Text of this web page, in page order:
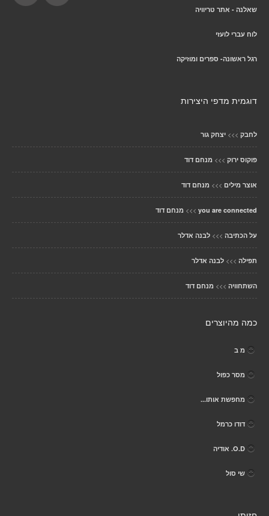
שאלנה - אתר טריוויה
לוח עברי לועזי
רגל ראשונה- ספרים ומוזיקה
דוגמית מדפי היצירות
לחבק >>> יצחק גור
פוקוס ירוק >>> מנחם דוד
אוצר מילים >>> מנחם דוד
you are connected
>>> מנחם דוד
על הכתיבה >>> לבנה אדלר
תפילה >>> לבנה אדלר
השתחוויה >>> מנחם דוד
כמה מהיוצרים
מ ב
מסר כפול
מחפשת אותו...
דודו כרמל
O.D. אודיה
שי סול